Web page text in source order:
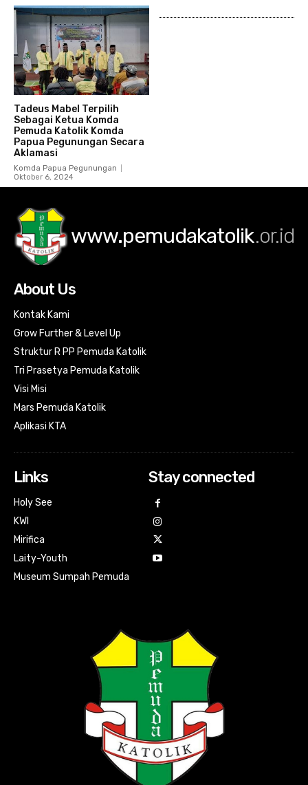
Tadeus Mabel Terpilih
Sebagai Ketua Komda
Pemuda Katolik Komda
Papua Pegunungan Secara
Aklamasi
Komda Papua Pegunungan
Oktober 6, 2024
www.pemudakatolik.or.id
About Us
Kontak Kami
Grow Further & Level Up
Struktur R PP Pemuda Katolik
Tri Prasetya Pemuda Katolik
Visi Misi
Mars Pemuda Katolik
Aplikasi KTA
Links
Holy See
KWI
Mirifica
Laity-Youth
Museum Sumpah Pemuda
Stay connected